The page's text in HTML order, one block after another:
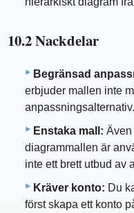
10.2 Nackdelar
Begränsad
erbjuder mallen inte
anpassningsalternativ.
Enstaka mall: Även
diagrammallen är
inte ett brett utbud av
Kräver konto: Du
först skapa ett konto